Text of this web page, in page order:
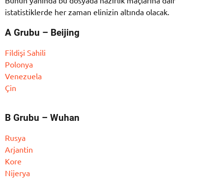
istatistiklerde her zaman elinizin altında olacak.
A Grubu – Beijing
Fildişi Sahili
Polonya
Venezuela
Çin
B Grubu – Wuhan
Rusya
Arjantin
Kore
Nijerya